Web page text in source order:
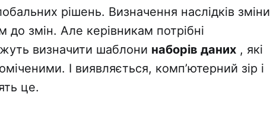
рішень. Визначення наслідків зміни
змін. Але керівникам потрібні
визначити шаблони наборів даних , які
І виявляється, комп’ютерний зір і
це.